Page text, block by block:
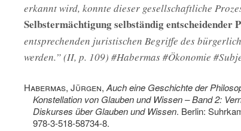
erkannt wird, konnte dieser gesellschaftliche
Selbstermächtigung selbständig entscheidender
entsprechenden juristischen Begriffe des
werden.” (II, p. 109) #Habermas #Ökonomie
Habermas, Jürgen, Auch eine Geschichte der
Konstellation von Glauben und Wissen – Band 2:
Diskurses über Glauben und Wissen. Berlin:
978-3-518-58734-8.